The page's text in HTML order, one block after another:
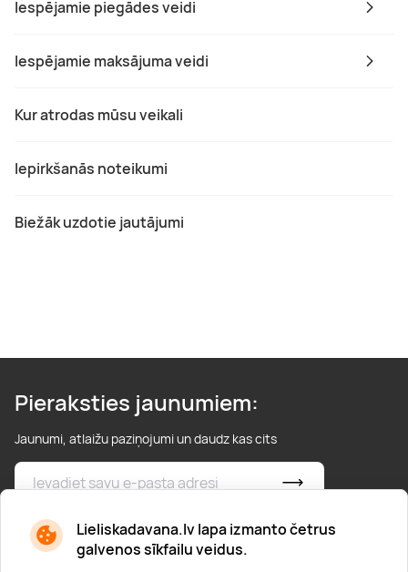
Lieliskadavana.lv lapa izmanto četrus
galvenos sīkfailu veidus.
Iespējamie piegādes veidi
Iespējamie maksājuma veidi
Kur atrodas mūsu veikali
Iepirkšanās noteikumi
Biežāk uzdotie jautājumi
Pieraksties jaunumiem:
Jaunumi, atlaižu paziņojumi un daudz kas cits
* Esmu iepazinies/usies ar privātuma politiku